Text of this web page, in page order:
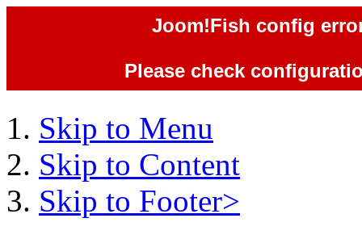
Joom!Fish config
Please check
Skip to Menu
Skip to Content
Skip to Footer>